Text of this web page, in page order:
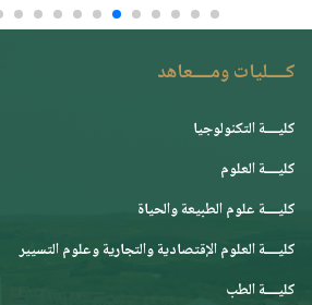
كــــليات ومــــعاهد
كليــــة التكنولوجيا
كليــــة العلوم
كليــــة علوم الطبيعة والحياة
كليــــة العلوم الإقتصادية والتجارية وعلوم التسيير
كليــــة الطب